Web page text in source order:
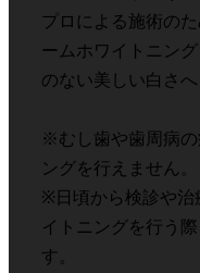
プロによる施術の
ームホワイトニン
のない美しい白さへ
※むし歯や歯周病の
ングを行えません。
※日頃から検診や治
イトニングを行う
す。